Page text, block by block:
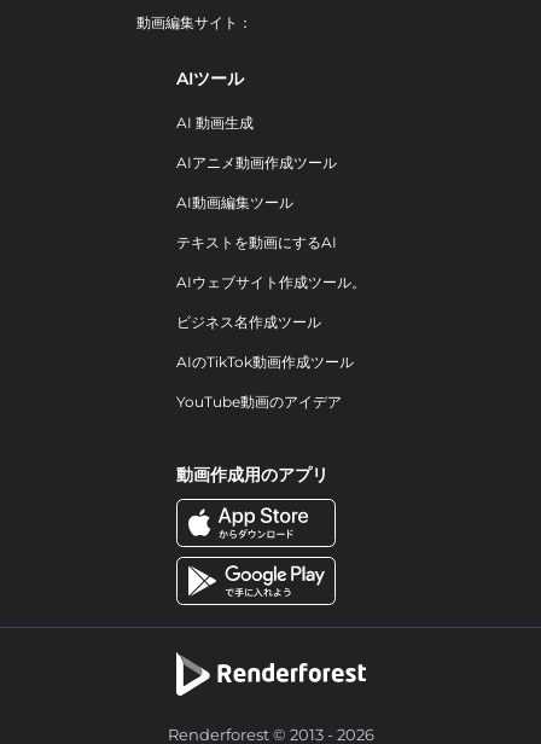
動画編集サイト：
AIツール
AI 動画生成
AIアニメ動画作成ツール
AI動画編集ツール
テキストを動画にするAI
AIウェブサイト作成ツール。
ビジネス名作成ツール
AIのTikTok動画作成ツール
YouTube動画のアイデア
動画作成用のアプリ
Renderforest © 2013 - 2026